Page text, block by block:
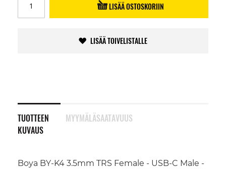
LISÄÄ OSTOSKORIIN
LISÄÄ TOIVELISTALLE
TUOTTEEN
KUVAUS
Boya BY-K4 3.5mm TRS Female - USB-C Male -
MYYMÄLÄSAATAVUUS